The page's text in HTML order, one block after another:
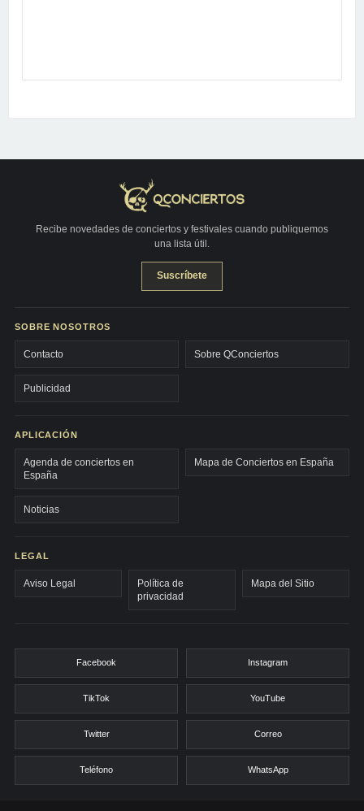
Recibe novedades de conciertos y festivales cuando publiquemos
una lista útil.
Suscríbete
SOBRE NOSOTROS
Contacto Sobre QConciertos
Publicidad
APLICACIÓN
Agenda de conciertos en
España
Mapa de Conciertos en España
Noticias
LEGAL
Aviso Legal
Política de
privacidad
Mapa del Sitio
Facebook Instagram
TikTok YouTube
Twitter Correo
Teléfono WhatsApp